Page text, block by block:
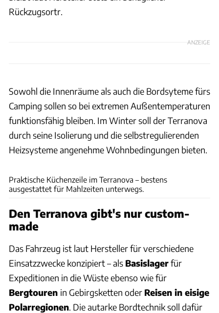
Rückzugsortr.
ANZEIGE
Sowohl die Innenräume als auch die Bordsyteme fürs
Camping sollen so bei extremen Außentemperaturen
funktionsfähig bleiben. Im Winter soll der Terranova
durch seine Isolierung und die selbstregulierenden
Heizsysteme angenehme Wohnbedingungen bieten.
Praktische Küchenzeile im Terranova – bestens
ausgestattet für Mahlzeiten unterwegs.
Den Terranova gibt's nur custom-
made
Das Fahrzeug ist laut Hersteller für verschiedene
Einsatzzwecke konzipiert – als Basislagerfür
Expeditionen in die Wüste ebenso wie für
Bergtouren in Gebirgsketten oder Reisen in eisige
Polarregionen. Die autarke Bordtechnik soll dafür